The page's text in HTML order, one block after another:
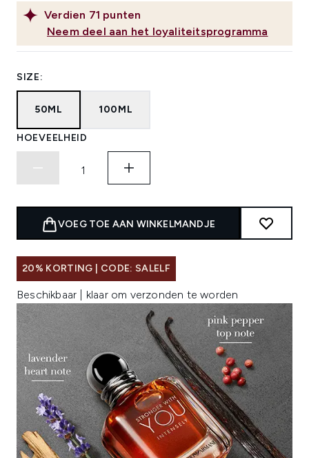
Verdien 71 punten
Neem deel aan het loyaliteitsprogramma
SIZE:
50ML 100ML
HOEVEELHEID
VOEG TOE AAN WINKELMANDJE
20% KORTING | CODE: SALELF
Beschikbaar | klaar om verzonden te worden